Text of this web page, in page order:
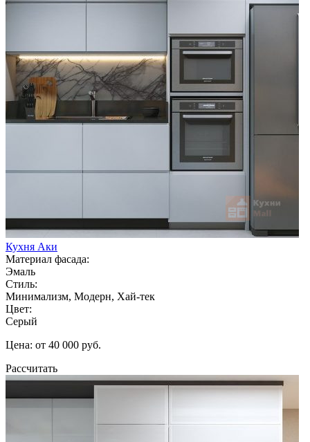
Кухня Аки
Материал фасада:
Эмаль
Стиль:
Минимализм, Модерн, Хай-тек
Цвет:
Серый
Цена: от 40 000 руб.
Рассчитать